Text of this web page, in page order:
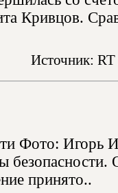
Кривцов.
Источник: RT
Фото: Игорь
безопасности.
принято..